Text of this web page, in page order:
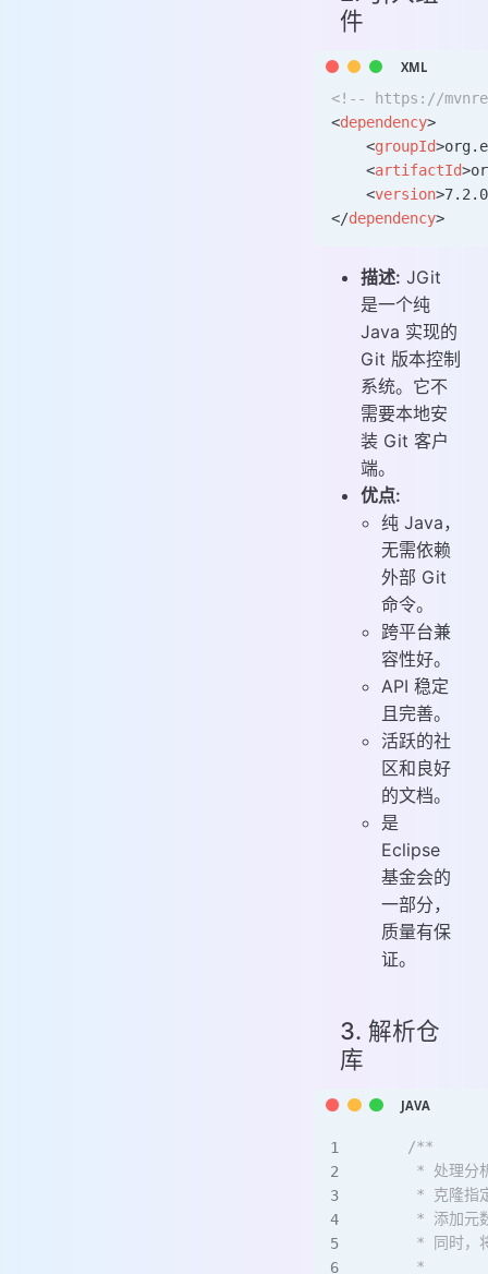
件
<!-- https://
<dependency>
    <
groupId
    <
artifactId
    <
version
</dependency>
描述: JGit
是一个纯
Java 实现的
Git 版本控制
系统。它不
需要本地安
装 Git 客户
端。
优点:
纯 Java，
无需依赖
外部 Git
命令。
跨平台兼
容性好。
API 稳定
且完善。
活跃的社
区和良好
的文档。
是
Eclipse
基金会的
一部分，
质量有保
证。
3. 解析仓
库
    /**
* 处理分
* 克隆指
* 添加元
* 同时，
     *